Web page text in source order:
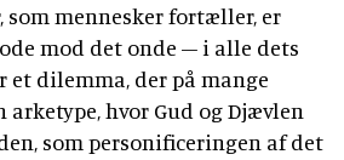
som mennesker fortæller, er
mod det onde – i alle dets
et dilemma, der på mange
hvor Gud og Djævlen
som personificeringen af det